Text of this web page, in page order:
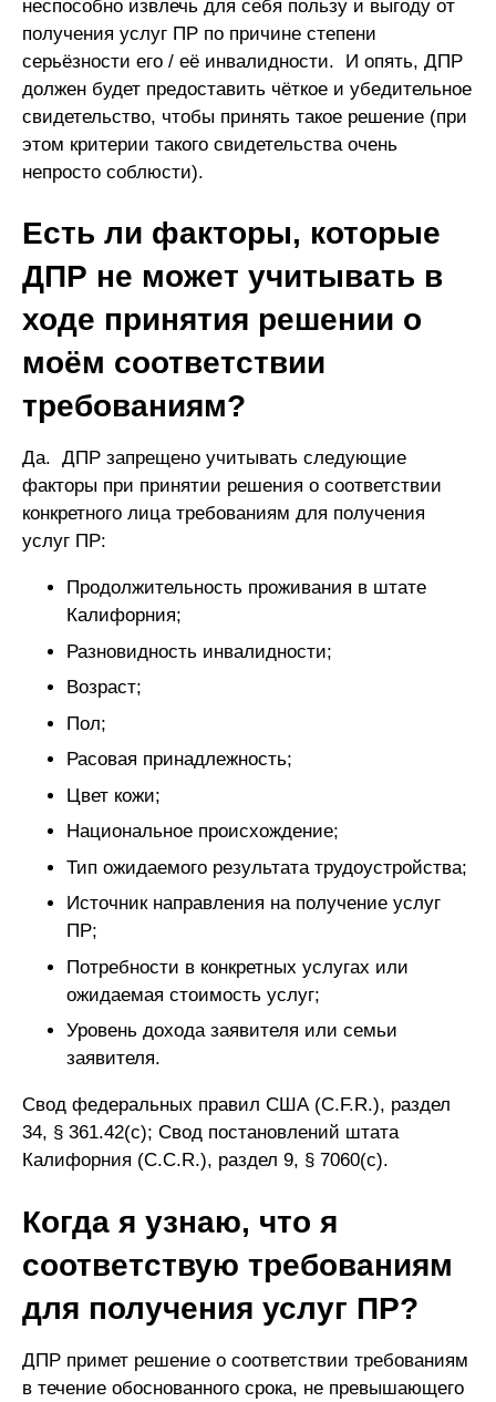
неспособно извлечь для себя пользу и выгоду от
получения услуг ПР по причине степени
серьёзности его / её инвалидности. И опять, ДПР
должен будет предоставить чёткое и убедительное
свидетельство, чтобы принять такое решение (при
этом критерии такого свидетельства очень
непросто соблюсти).
Есть ли факторы, которые
ДПР не может учитывать в
ходе принятия решении о
моём соответствии
требованиям?
Да. ДПР запрещено учитывать следующие
факторы при принятии решения о соответствии
конкретного лица требованиям для получения
услуг ПР:
Продолжительность проживания в штате
Калифорния;
Разновидность инвалидности;
Возраст;
Пол;
Расовая принадлежность;
Цвет кожи;
Национальное происхождение;
Тип ожидаемого результата трудоустройства;
Источник направления на получение услуг
ПР;
Потребности в конкретных услугах или
ожидаемая стоимость услуг;
Уровень дохода заявителя или семьи
заявителя.
Свод федеральных правил США (C.F.R.), раздел
34, § 361.42(c); Свод постановлений штата
Калифорния (C.C.R.), раздел 9, § 7060(c).
Когда я узнаю, что я
соответствую требованиям
для получения услуг ПР?
ДПР примет решение о соответствии требованиям
в течение обоснованного срока, не превышающего